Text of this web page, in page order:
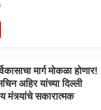
मार्ग मोकळा होणार!
अहिर यांच्या दिल्ली
मंत्र्यांचे सकारात्मक